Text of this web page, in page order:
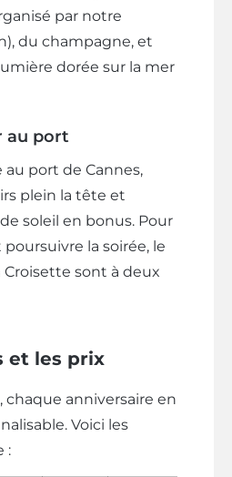
par notre
du champagne, et
dorée sur la mer
au port
port de Cannes,
plein la tête et
soleil en bonus. Pour
la soirée, le
Croisette sont à deux
et les prix
chaque anniversaire en
Voici les
: